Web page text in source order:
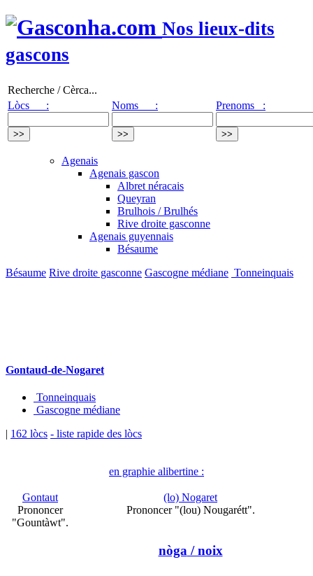
Nos lieux-dits
gascons
Recherche / Cèrca...
Lòcs :
Noms : Prenoms :
Agenais
Agenais gascon
Albret néracais
Queyran
Brulhois / Brulhés
Rive droite gasconne
Agenais guyennais
Bésaume
Bésaume Rive droite gasconne Gascogne médiane Tonneinquais
Gontaud-de-Nogaret
Tonneinquais
Gascogne médiane
| 162 lòcs - liste rapide des lòcs
en graphie alibertine :
Gontaut
Prononcer
"Gountàwt".
(lo) Nogaret
Prononcer "(lou) Nougarétt".
nòga / noix